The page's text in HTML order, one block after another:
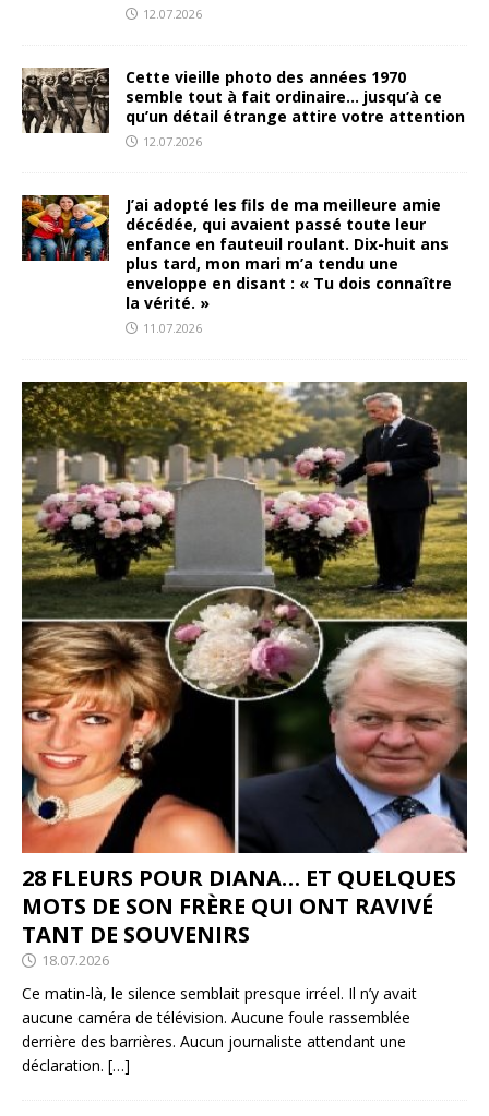
12.07.2026
Cette vieille photo des années 1970
semble tout à fait ordinaire… jusqu’à ce
qu’un détail étrange attire votre attention
12.07.2026
J’ai adopté les fils de ma meilleure amie
décédée, qui avaient passé toute leur
enfance en fauteuil roulant. Dix-huit ans
plus tard, mon mari m’a tendu une
enveloppe en disant : « Tu dois connaître
la vérité. »
11.07.2026
28 FLEURS POUR DIANA… ET QUELQUES
MOTS DE SON FRÈRE QUI ONT RAVIVÉ
TANT DE SOUVENIRS
18.07.2026
Ce matin-là, le silence semblait presque irréel. Il n’y avait
aucune caméra de télévision. Aucune foule rassemblée
derrière des barrières. Aucun journaliste attendant une
déclaration. […]